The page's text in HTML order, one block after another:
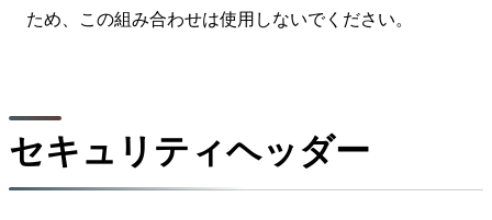
ため、この組み合わせは使用しないでください。
セキュリティヘッダー